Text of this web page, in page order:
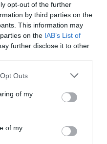
opt-out of the further
by third parties on the
This information may
on the IAB’s List of
further disclose it to other
Outs
of my
of my
Bravo
de lectura se
con sede en
grandes empresas
y el ambiente
La suya es